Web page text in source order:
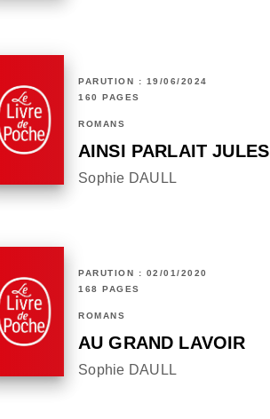
PARUTION : 19/06/2024
160 PAGES
ROMANS
AINSI PARLAIT JULES
Sophie DAULL
PARUTION : 02/01/2020
168 PAGES
ROMANS
AU GRAND LAVOIR
Sophie DAULL